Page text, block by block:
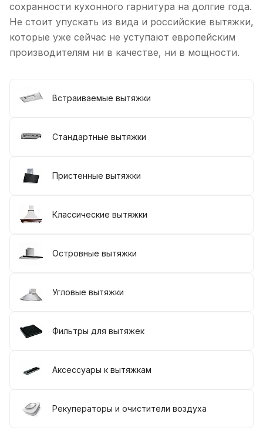
сохранности кухонного гарнитура на долгие года.
Не стоит упускать из вида и российские вытяжки,
которые уже сейчас не уступают европейским
производителям ни в качестве, ни в мощности.
Встраиваемые вытяжки
Стандартные вытяжки
Пристенные вытяжки
Классические вытяжки
Островные вытяжки
Угловые вытяжки
Фильтры для вытяжек
Аксессуары к вытяжкам
Рекуператоры и очистители воздуха